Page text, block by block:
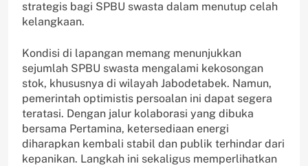
strategis bagi SPBU swasta dalam menutup celah
kelangkaan.
Kondisi di lapangan memang menunjukkan
sejumlah SPBU swasta mengalami kekosongan
stok, khususnya di wilayah Jabodetabek. Namun,
pemerintah optimistis persoalan ini dapat segera
teratasi. Dengan jalur kolaborasi yang dibuka
bersama Pertamina, ketersediaan energi
diharapkan kembali stabil dan publik terhindar dari
kepanikan. Langkah ini sekaligus memperlihatkan